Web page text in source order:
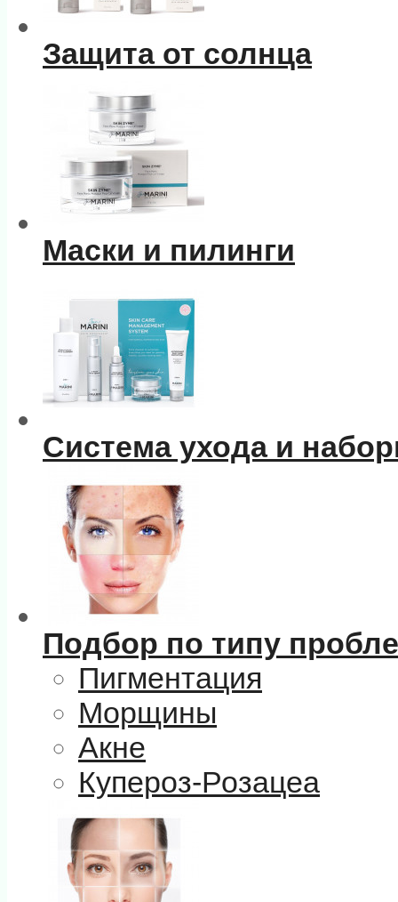
Защита от солнца
Маски и пилинги
Система ухода и
Подбор по типу
Пигментация
Морщины
Акне
Купероз-Розацеа